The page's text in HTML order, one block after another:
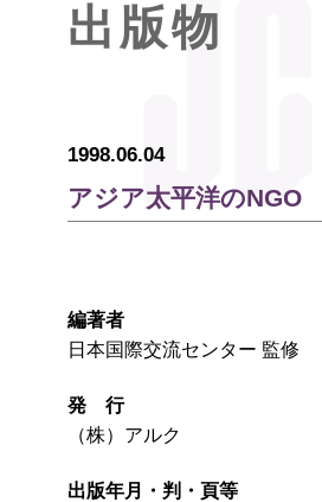
出版物
1998.06.04
アジア太平洋のNGO
編著者
日本国際交流センター 監修
発 行
（株）アルク
出版年月・判・頁等